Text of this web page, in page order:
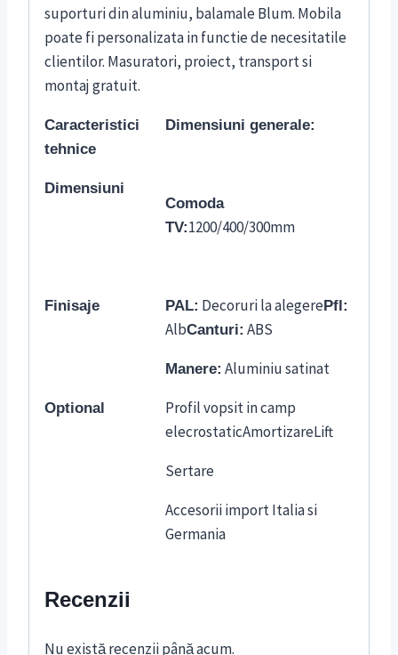
suporturi din aluminiu, balamale Blum. Mobila
poate fi personalizata in functie de necesitatile
clientilor. Masuratori, proiect, transport si
montaj gratuit.
Caracteristici
tehnice
Dimensiuni
Dimensiuni generale:
Comoda
TV:1200/400/300mm
Finisaje PAL: Decoruri la alegerePfl:
AlbCanturi: ABS
Manere: Aluminiu satinat
Optional
Profil vopsit in camp
elecrostaticAmortizareLift
Sertare
Accesorii import Italia si
Germania
Recenzii
Nu există recenzii până acum.